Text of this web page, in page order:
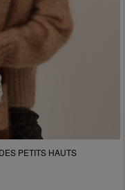
PETITS HAUTS